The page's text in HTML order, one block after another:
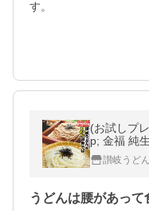
(お試しプ
p; 金福 純
で刻み海
ポイント
讃岐うど